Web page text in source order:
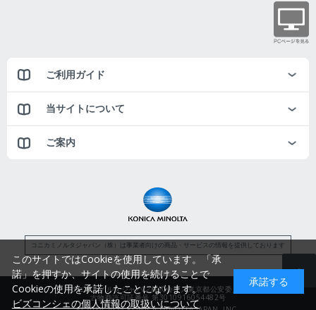
ご利用ガイド
当サイトについて
ご案内
コニカミノルタジャパン（株）は事業者向けの商品・サービスの情報を提供しております
コニカミノルタジャパン株式会社／東京都公安委員会
古物商許可証番号 第3010916054482号
このサイトではCookieを使用しています。「承
諾」を押すか、サイトの使用を続けることで
Cookieの使用を承諾したことになります。
ビズコンシェの個人情報の取扱いについて
承諾する